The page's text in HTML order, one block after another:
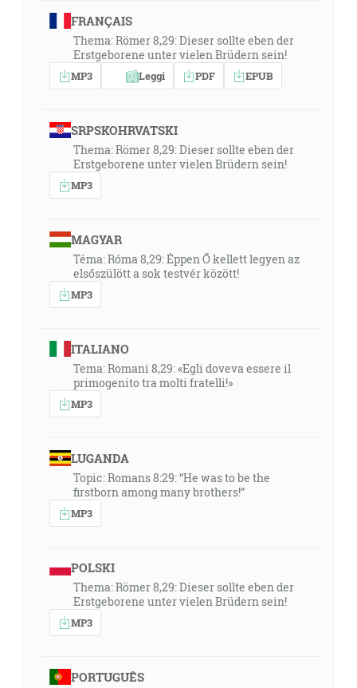
FRANÇAIS
Thema: Römer 8,29: Dieser sollte eben der
Erstgeborene unter vielen Brüdern sein!
MP3 Leggi PDF EPUB
SRPSKOHRVATSKI
Thema: Römer 8,29: Dieser sollte eben der
Erstgeborene unter vielen Brüdern sein!
MP3
MAGYAR
Téma: Róma 8,29: Éppen Ő kellett legyen az
elsőszülött a sok testvér között!
MP3
ITALIANO
Tema: Romani 8,29: «Egli doveva essere il
primogenito tra molti fratelli!»
MP3
LUGANDA
Topic: Romans 8:29: “He was to be the
firstborn among many brothers!”
MP3
POLSKI
Thema: Römer 8,29: Dieser sollte eben der
Erstgeborene unter vielen Brüdern sein!
MP3
PORTUGUÊS